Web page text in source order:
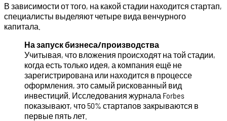
В зависимости от того, на какой стадии находится стартап,
специалисты выделяют четыре вида венчурного
капитала.
На запуск бизнеса/производства
Учитывая, что вложения происходят на той стадии,
когда есть только идея, а компания ещё не
зарегистрирована или находится в процессе
оформления, это самый рискованный вид
инвестиций. Исследования журнала Forbes
показывают, что 50% стартапов закрываются в
первые пять лет.